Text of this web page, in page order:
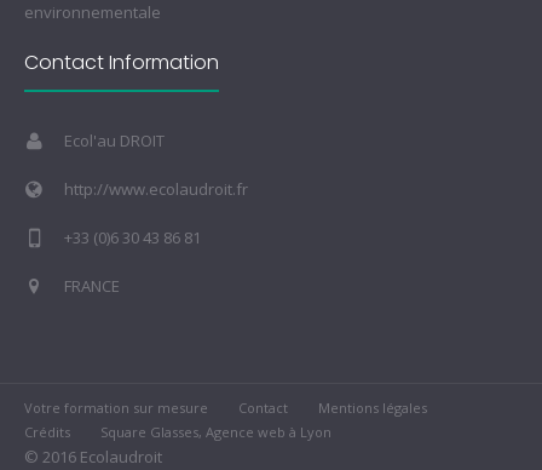
environnementale
Contact Information
Ecol'au DROIT
http://www.ecolaudroit.fr
+33 (0)6 30 43 86 81
FRANCE
Votre formation sur mesure Contact
Mentions légales
Crédits
Square Glasses, Agence web à Lyon
© 2016 Ecolaudroit